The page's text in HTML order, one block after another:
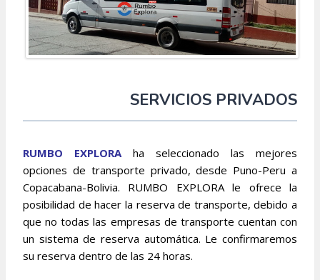
SERVICIOS PRIVADOS
RUMBO EXPLORAha seleccionado las mejores
opciones de transporte privado, desde Puno-Peru a
Copacabana-Bolivia. RUMBO EXPLORA le ofrece la
posibilidad de hacer la reserva de transporte, debido a
que no todas las empresas de transporte cuentan con
un sistema de reserva automática. Le confirmaremos
su reserva dentro de las 24 horas.